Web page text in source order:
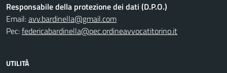
Responsabile della protezione dei dati (D.P.O.)
Email:avv.bardinella@gmail.com
Pec:federicabardinella@pec.ordineavvocatitorino.it
UTILITÀ